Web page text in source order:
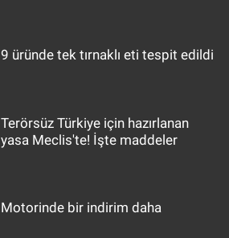
9 üründe tek tırnaklı eti tespit edildi
Terörsüz Türkiye için hazırlanan
yasa Meclis'te! İşte maddeler
Motorinde bir indirim daha